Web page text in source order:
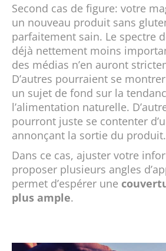
Second cas de figure: votre
un nouveau produit sans
parfaitement sain. Le spectre
déjà nettement moins
des médias n’en auront
D’autres pourraient se
un sujet de fond sur la
l’alimentation naturelle.
pourront juste se contenter
annonçant la sortie du produit.
Dans ce cas, ajuster votre
proposer plusieurs angles
permet d’espérer une
plus ample.